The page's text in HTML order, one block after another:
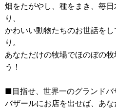
畑をたがやし、種をまき、毎
り、
かわいい動物たちのお世話を
り。
あなただけの牧場でほのぼの
う！
■目指せ、世界一のグランドバ
バザールにお店を出せば、あな